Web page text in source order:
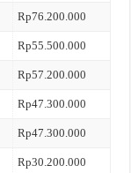
Rp76.200.000
Rp55.500.000
Rp57.200.000
Rp47.300.000
Rp47.300.000
Rp30.200.000